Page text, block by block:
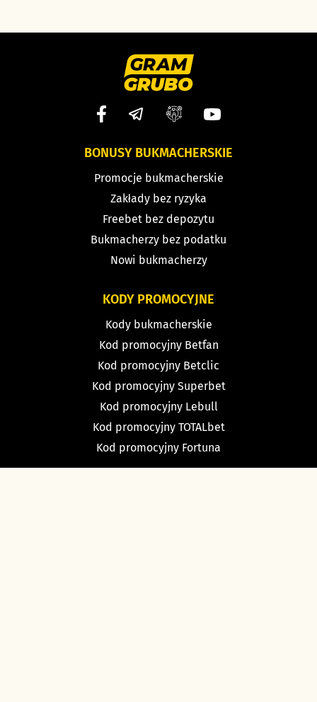
BONUSY BUKMACHERSKIE
Promocje bukmacherskie
Zakłady bez ryzyka
Freebet bez depozytu
Bukmacherzy bez podatku
Nowi bukmacherzy
KODY PROMOCYJNE
Kody bukmacherskie
Kod promocyjny Betfan
Kod promocyjny Betclic
Kod promocyjny Superbet
Kod promocyjny Lebull
Kod promocyjny TOTALbet
Kod promocyjny Fortuna